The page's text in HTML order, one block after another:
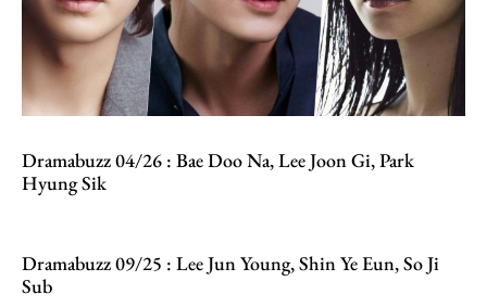
Dramabuzz 04/26 : Bae Doo Na, Lee Joon Gi, Park
Hyung Sik
Dramabuzz 09/25 : Lee Jun Young, Shin Ye Eun, So Ji
Sub